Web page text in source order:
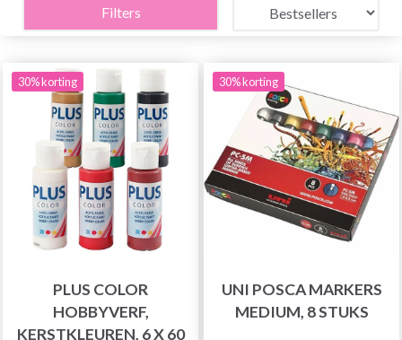
Filters
30% korting
PLUS COLOR
HOBBYVERF,
KERSTKLEUREN, 6 X 60
30% korting
UNI POSCA MARKERS
MEDIUM, 8 STUKS